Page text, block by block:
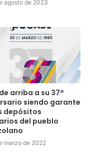
agosto de 2023
arriba a su 37°
siendo garante
depósitos
del pueblo
marzo de 2022